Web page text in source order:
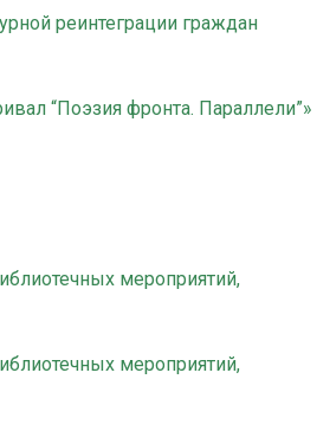
реинтеграции граждан
“Поэзия фронта. Параллели”»
мероприятий,
мероприятий,